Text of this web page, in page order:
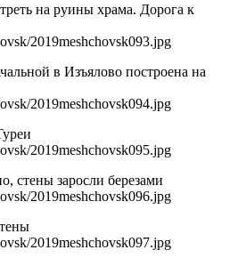
на руины храма. Дорога к
в Изъялово построена на
стены заросли березами